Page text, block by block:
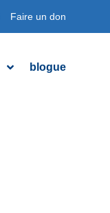
Faire un don
blogue